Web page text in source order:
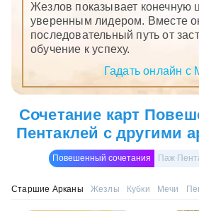
Жезлов показывает конечную
уверенным лидером. Вместе
последовательный путь от
обучение к успеху.
Гадать онлайн с
Сочетание карт
Пентаклей с другими
Повешенный сочетания Паж
Старшие Арканы Жезлы Кубки Мечи